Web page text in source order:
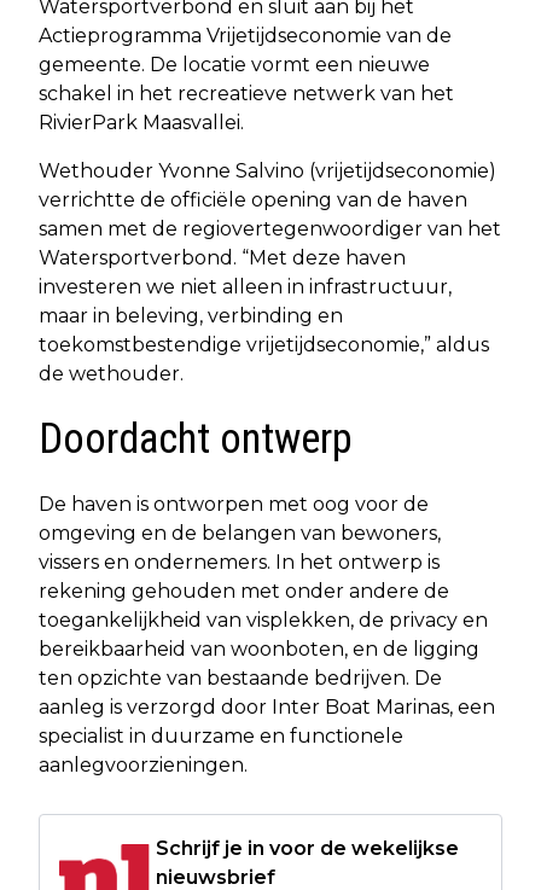
Watersportverbond en sluit aan bij het
Actieprogramma Vrijetijdseconomie van de
gemeente. De locatie vormt een nieuwe
schakel in het recreatieve netwerk van het
RivierPark Maasvallei.
Wethouder Yvonne Salvino (vrijetijdseconomie)
verrichtte de officiële opening van de haven
samen met de regiovertegenwoordiger van het
Watersportverbond. “Met deze haven
investeren we niet alleen in infrastructuur,
maar in beleving, verbinding en
toekomstbestendige vrijetijdseconomie,” aldus
de wethouder.
Doordacht ontwerp
De haven is ontworpen met oog voor de
omgeving en de belangen van bewoners,
vissers en ondernemers. In het ontwerp is
rekening gehouden met onder andere de
toegankelijkheid van visplekken, de privacy en
bereikbaarheid van woonboten, en de ligging
ten opzichte van bestaande bedrijven. De
aanleg is verzorgd door Inter Boat Marinas, een
specialist in duurzame en functionele
aanlegvoorzieningen.
Schrijf je in voor de wekelijkse
nieuwsbrief